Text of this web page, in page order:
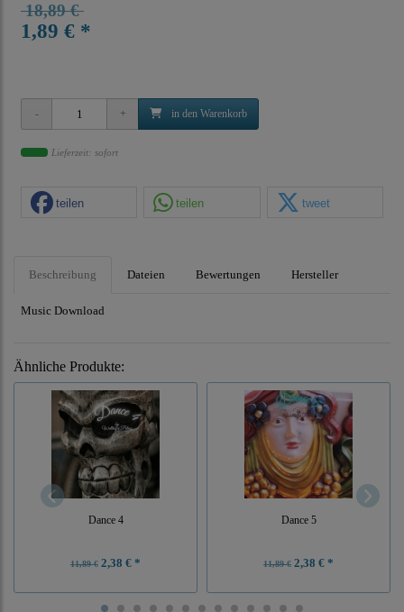
18,89 €
1,89 € *
in den Warenkorb
Lieferzeit: sofort
teilen teilen tweet
Beschreibung Dateien Bewertungen Hersteller
Music Download
Ähnliche Produkte:
Dance 4
11,89 € 2,38 € *
Dance 5
11,89 € 2,38 € *